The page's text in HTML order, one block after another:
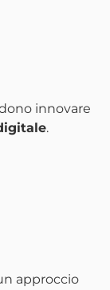
innovare
.
approccio